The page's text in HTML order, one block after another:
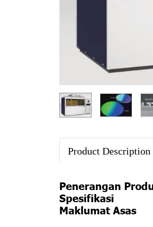
Product Description
Penerangan
Spesifikasi
Maklumat Asas